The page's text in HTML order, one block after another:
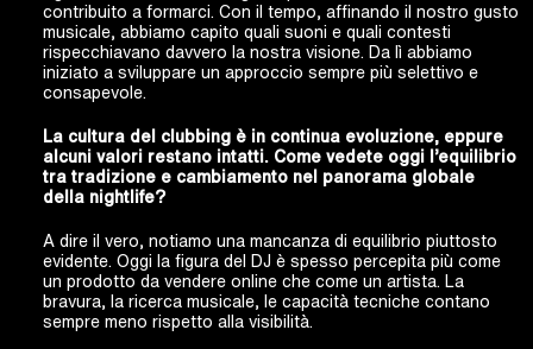
contribuito a formarci. Con il tempo, affinando il nostro gusto
musicale, abbiamo capito quali suoni e quali contesti
rispecchiavano davvero la nostra visione. Da lì abbiamo
iniziato a sviluppare un approccio sempre più selettivo e
consapevole.
La cultura del clubbing è in continua evoluzione, eppure
alcuni valori restano intatti. Come vedete oggi l’equilibrio
tra tradizione e cambiamento nel panorama globale
della nightlife?
A dire il vero, notiamo una mancanza di equilibrio piuttosto
evidente. Oggi la figura del DJ è spesso percepita più come
un prodotto da vendere online che come un artista. La
bravura, la ricerca musicale, le capacità tecniche contano
sempre meno rispetto alla visibilità.